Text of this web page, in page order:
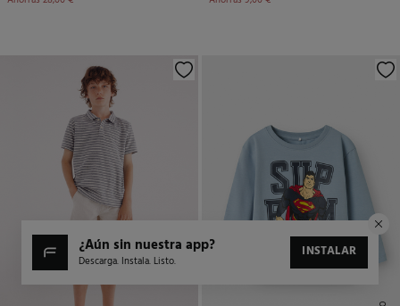
¿aún sin nuestra app?
Descarga. Instala. Listo.
INSTALAR